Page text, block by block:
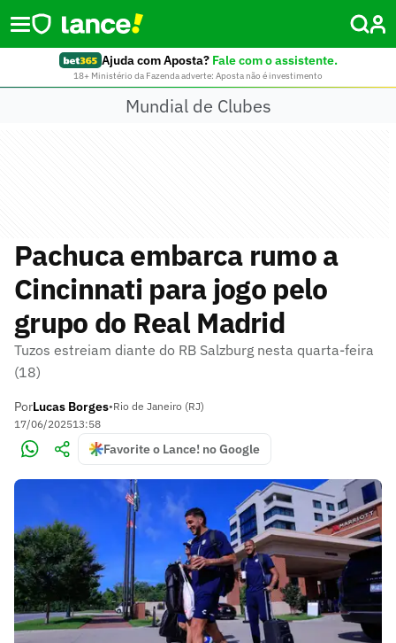
Ajuda com Aposta? Fale com o assistente.
18+ Ministério da Fazenda adverte: Aposta não é investimento
Mundial de Clubes
Pachuca embarca rumo a
Cincinnati para jogo pelo
grupo do Real Madrid
Tuzos estreiam diante do RB Salzburg nesta quarta-feira
(18)
PorLucas Borges•Rio de Janeiro (RJ)
17/06/202513:58
Favorite o Lance! no Google